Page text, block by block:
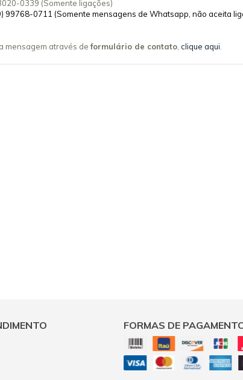
0339 (Somente ligações)
99768-0711 (Somente mensagens de Whatsapp, não aceita
mensagem através deformulário de contato clique aqui
FORMAS DE